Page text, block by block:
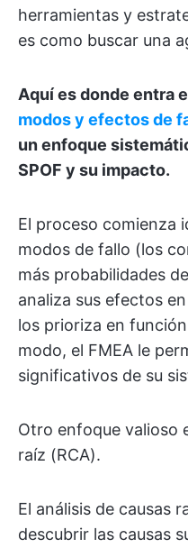
herramientas y
es como buscar una
Aquí es donde entra
modos y efectos de
un enfoque
SPOF y su impacto.
El proceso comienza
modos de fallo (los
más probabilidades
analiza sus efectos
los prioriza en
modo, el FMEA le
significativos de su
Otro enfoque valioso
raíz (RCA).
El análisis de causas
descubrir las causas